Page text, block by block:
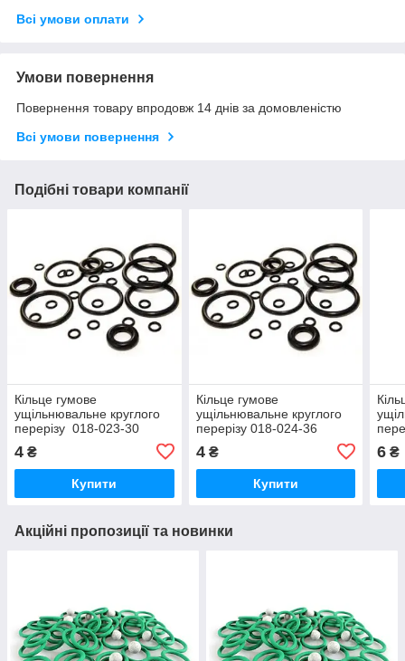
Всі умови оплати
Умови повернення
Повернення товару впродовж 14 днів за домовленістю
Всі умови повернення
Подібні товари компанії
Кільце гумове
ущільнювальне круглого
перерізу 018-023-30
4 ₴
Купити
Кільце гумове
ущільнювальне круглого
перерізу 018-024-36
4₴
Купити
6 ₴
Акційні пропозиції та новинки